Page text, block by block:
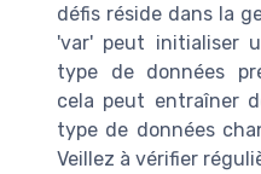
défis réside dans la
'var' peut initialiser
type de données
cela peut entraîner
type de données
Veillez à vérifier